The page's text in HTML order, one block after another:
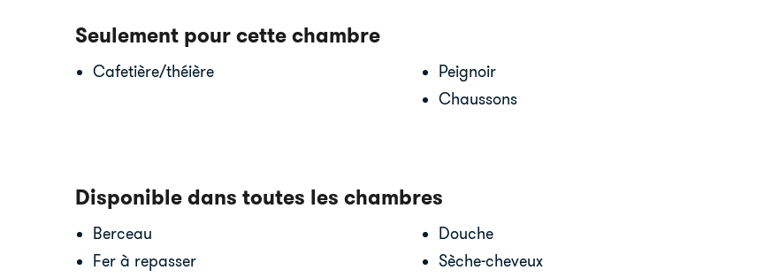
Seulement pour cette chambre
Cafetière/théière
Peignoir
Chaussons
Disponible dans toutes les chambres
Berceau
Fer à repasser
Douche
Sèche-cheveux